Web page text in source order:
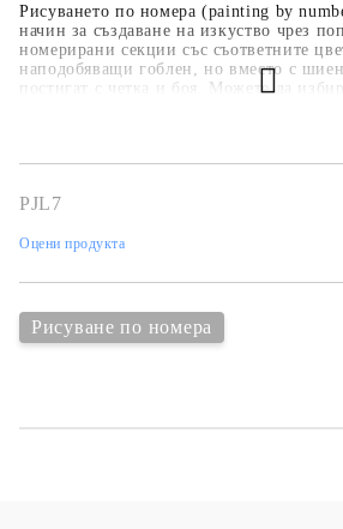
Рисуването по номера (painting by
начин за създаване на изкуство чрез
номерирани секции със съответните
наподобяващи гоблен, но вместо с
постигат с четка и боя. Можете да
PJL7
Оцени продукта
Рисуване по номера